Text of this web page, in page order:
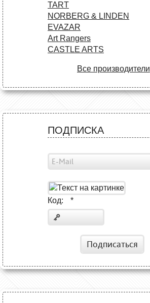
TART
NORBERG & LINDEN
EVAZAR
Art Rangers
CASTLE ARTS
Все производители
ПОДПИСКА
Код: *
Подписаться